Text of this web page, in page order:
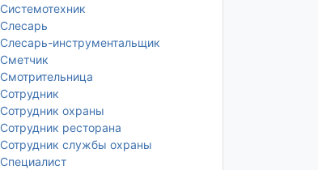
Системотехник
Слесарь
Слесарь-инструментальщик
Сметчик
Смотрительница
Сотрудник
Сотрудник охраны
Сотрудник ресторана
Сотрудник службы охраны
Специалист